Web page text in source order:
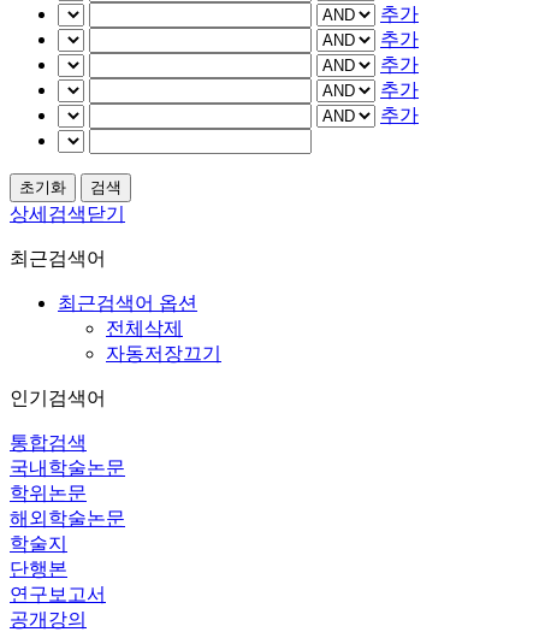
추가
추가
추가
추가
추가
상세검색닫기
최근검색어
최근검색어 옵션
전체삭제
자동저장끄기
인기검색어
통합검색
국내학술논문
학위논문
해외학술논문
학술지
단행본
연구보고서
공개강의